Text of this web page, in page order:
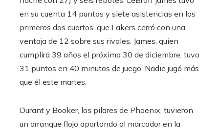
en su cuenta 14 puntos y siete asistencias en los
primeros dos cuartos, que Lakers cerró con una
ventaja de 12 sobre sus rivales. James, quien
cumplirá 39 años el próximo 30 de diciembre, tuvo
31 puntos en 40 minutos de juego. Nadie jugó más
que él este martes.
Durant y Booker, los pilares de Phoenix, tuvieron
un arranque flojo aportando al marcador en la